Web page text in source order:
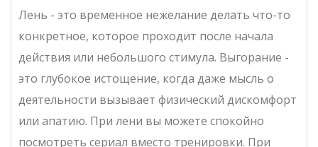
Лень - это временное нежелание делать что-то
конкретное, которое проходит после начала
действия или небольшого стимула. Выгорание -
это глубокое истощение, когда даже мысль о
деятельности вызывает физический дискомфорт
или апатию. При лени вы можете спокойно
посмотреть сериал вместо тренировки. При